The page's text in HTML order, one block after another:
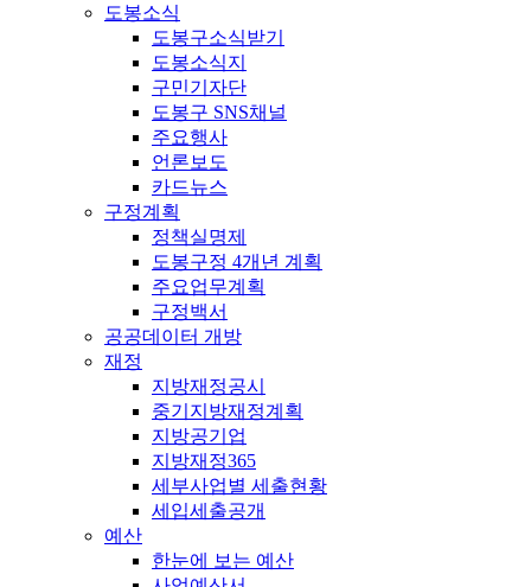
도봉소식
도봉구소식받기
도봉소식지
구민기자단
도봉구 SNS채널
주요행사
언론보도
카드뉴스
구정계획
정책실명제
도봉구정 4개년 계획
주요업무계획
구정백서
공공데이터 개방
재정
지방재정공시
중기지방재정계획
지방공기업
지방재정365
세부사업별 세출현황
세입세출공개
예산
한눈에 보는 예산